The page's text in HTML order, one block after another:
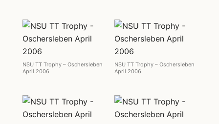
NSU TT Trophy – Oschersleben
April 2006
NSU TT Trophy – Oschersleben
April 2006